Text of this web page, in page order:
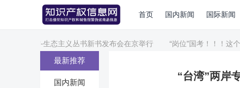
首页 国内新闻 国际新闻
”金建方-生态主义丛书新书发布会在京举行 “岗位”国考！！！这个
最新推荐
国内新闻
“台湾”两岸